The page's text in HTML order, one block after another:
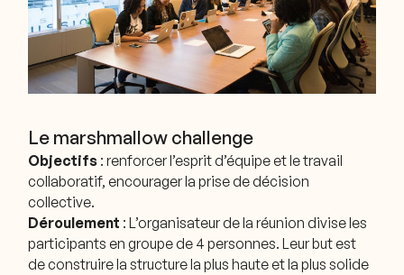
Le marshmallow challenge
Objectifs : renforcer l’esprit d’équipe et le travail
collaboratif, encourager la prise de décision
collective.
Déroulement : L’organisateur de la réunion divise les
participants en groupe de 4 personnes. Leur but est
de construire la structure la plus haute et la plus solide